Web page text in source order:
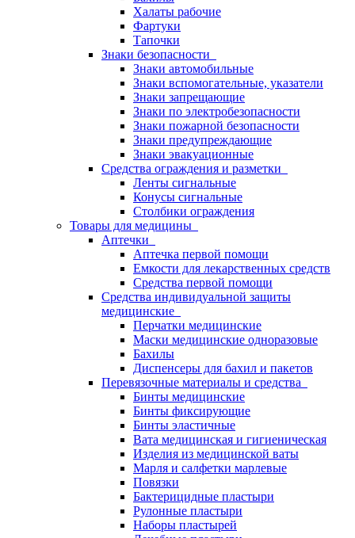
Халаты рабочие
Фартуки
Тапочки
Знаки безопасности
Знаки автомобильные
Знаки вспомогательные, указатели
Знаки запрещающие
Знаки по электробезопасности
Знаки пожарной безопасности
Знаки предупреждающие
Знаки эвакуационные
Средства ограждения и разметки
Ленты сигнальные
Конусы сигнальные
Столбики ограждения
Товары для медицины
Аптечки
Аптечка первой помощи
Емкости для лекарственных средств
Средства первой помощи
Средства индивидуальной защиты
медицинские
Перчатки медицинские
Маски медицинские одноразовые
Бахилы
Диспенсеры для бахил и пакетов
Перевязочные материалы и средства
Бинты медицинские
Бинты фиксирующие
Бинты эластичные
Вата медицинская и гигиеническая
Изделия из медицинской ваты
Марля и салфетки марлевые
Повязки
Бактерицидные пластыри
Рулонные пластыри
Наборы пластырей